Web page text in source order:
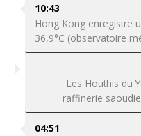
10:43
Hong Kong enregistre
36,9°C (observatoire
Les Houthis du
raffinerie
04:51